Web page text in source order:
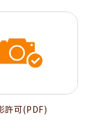
許可(PDF)